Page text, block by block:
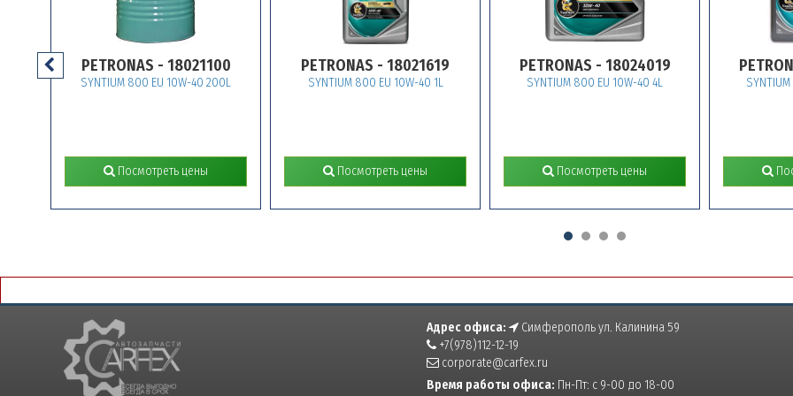
PETRONAS - 18021100
SYNTIUM 800 EU 10W-40 200L
Посмотреть цены
PETRONAS - 18021619
SYNTIUM 800 EU 10W-40 1L
Посмотреть цены
PETRONAS - 18024019
SYNTIUM 800 EU 10W-40 4L
Посмотреть цены
SYNTIUM
Адрес офиса:
Симферополь ул. Калинина 59
+7(978)112-12-19
corporate@carfex.ru
Время работы офиса: Пн-Пт: с 9-00 до 18-00